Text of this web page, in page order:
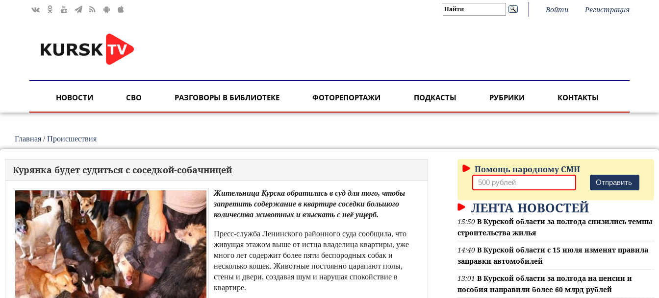
Войти Регистрация
НОВОСТИ СВО РАЗГОВОРЫ В БИБЛИОТЕКЕ ФОТОРЕПОРТАЖИ ПОДКАСТЫ РУБРИКИ КОНТАКТЫ
Главная /Происшествия
Курянка будет судиться с соседкой-собачницей
Жительница Курска обратилась в суд для того, чтобы
запретить содержание в квартире соседки большого
количества животных и взыскать с неё ущерб.
Пресс-служба Ленинского районного суда сообщила, что
живущая этажом выше от истца владелица квартиры, уже
много лет содержит более пяти беспородных собак и
несколько кошек. Животные постоянно царапают полы,
стены и двери, создавая шум и нарушая спокойствие в
квартире.
Помощь народному СМИ
Отправить
ЛЕНТА НОВОСТЕЙ
15:50 В Курской области за полгода снизились темпы
строительства жилья
14:40 В Курской области с 15 июля изменят правила
заправки автомобилей
13:01 В Курской области за полгода на пенсии и
пособия направили более 60 млрд рублей